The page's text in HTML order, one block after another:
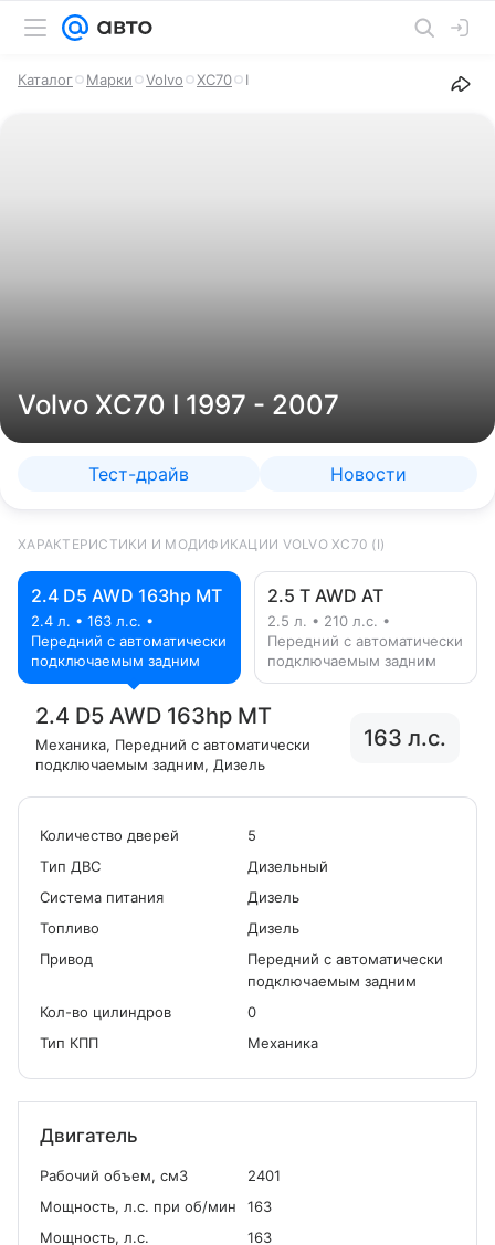
Каталог Марки Volvo XC70 I
Volvo XC70 I 1997 - 2007
Тест-драйв Новости
ХАРАКТЕРИСТИКИ И МОДИФИКАЦИИ VOLVO XC70 (I)
2.4 D5 AWD 163hp MT
2.4 л. • 163 л.с. •
Передний с автоматически
подключаемым задним
2.5 T AWD AT
2.5 л. • 210 л.с. •
Передний с автоматически
подключаемым задним
2.4 D5 AWD 163hp MT
Механика, Передний с автоматически
подключаемым задним, Дизель
163 л.с.
Количество дверей
5
Tип ДВС
Дизельный
Система питания
Дизель
Топливо
Дизель
Привод
Передний с автоматически
подключаемым задним
Кол-во цилиндров
0
Тип КПП
Механика
Двигатель
Рабочий объем, см3
2401
Мощность, л.с. при об/мин
163
Мощность, л.с.
163